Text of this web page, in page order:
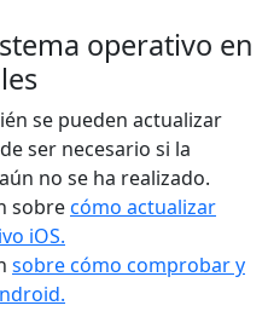
operativo en
se pueden actualizar
ser necesario si la
no se ha realizado.
sobrecómo actualizar
iOS.
sobre cómo comprobar y